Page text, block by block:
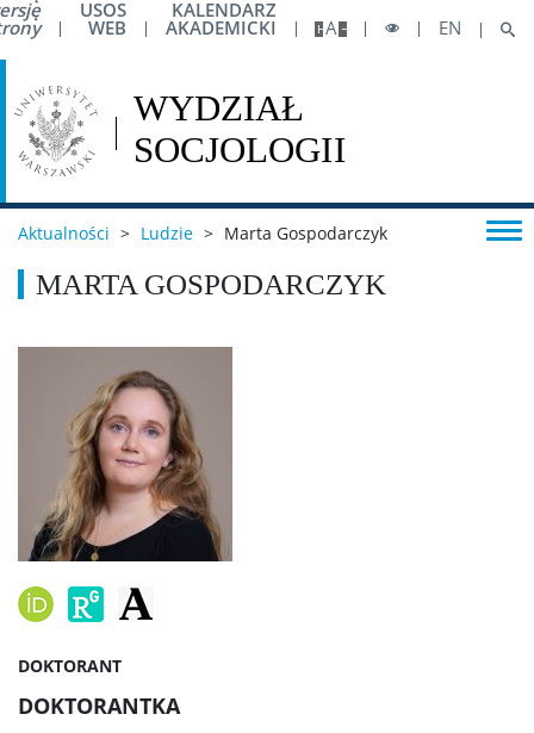
USOS
WEB
KALENDARZ
AKADEMICKI A EN
Harmonogram sesji
IT / Oprogramowanie
Obrony prac dyplomowych
Akademiki i stypendia
Konkursy na prace dyplomowe
Raport samooceny
Ważne dokumenty
Aktualności > Ludzie > Marta Gospodarczyk
MARTA GOSPODARCZYK
DOKTORANT
DOKTORANTKA